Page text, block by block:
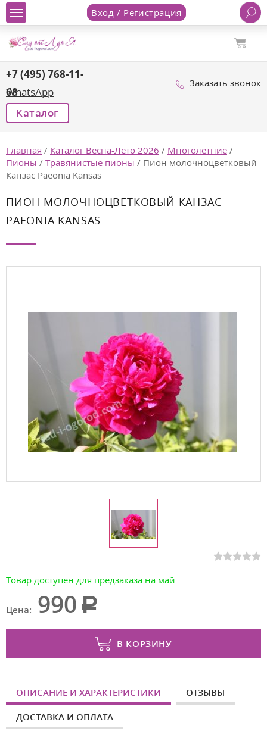
Вход / Регистрация
+7 (495) 768-11-
68
WhatsApp
Заказать звонок
Каталог
Главная / Каталог Весна-Лето 2026 / Многолетние /
Пионы / Травянистые пионы / Пион молочноцветковый
Канзас Paeonia Kansas
ПИОН МОЛОЧНОЦВЕТКОВЫЙ КАНЗАС
PAEONIA KANSAS
Товар доступен для предзаказа на май
Цена: 990
В КОРЗИНУ
ОПИСАНИЕ И ХАРАКТЕРИСТИКИ ОТЗЫВЫ
ДОСТАВКА И ОПЛАТА